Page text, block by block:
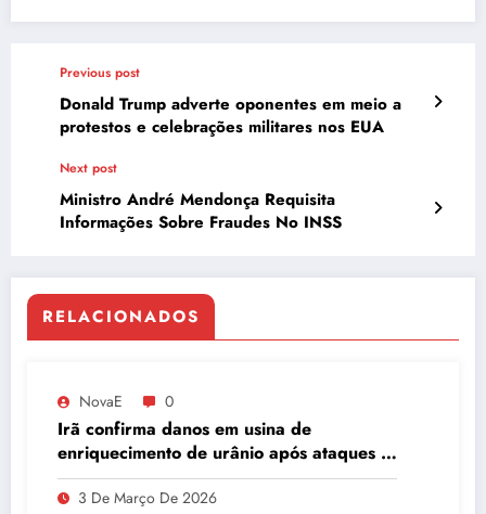
Previous post
Donald Trump adverte oponentes em meio a
protestos e celebrações militares nos EUA
Next post
Ministro André Mendonça Requisita
Informações Sobre Fraudes No INSS
RELACIONADOS
NovaE 0
Irã confirma danos em usina de
enriquecimento de urânio após ataques e
embaixador evita detalhes sobre
quantidade de urânio enriquecido
3 De Março De 2026